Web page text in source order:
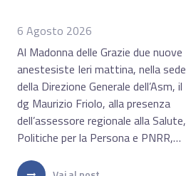
6 Agosto 2026
Al Madonna delle Grazie due nuove
anestesiste Ieri mattina, nella sede
della Direzione Generale dell’Asm, il
dg Maurizio Friolo, alla presenza
dell’assessore regionale alla Salute,
Politiche per la Persona e PNRR,
contratti di assunzione con le